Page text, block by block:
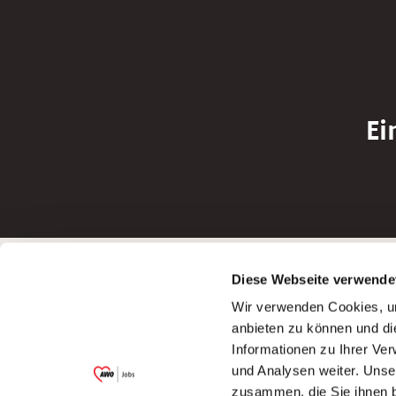
Diese Webseite
Wir verwenden Cookies,
anbieten zu können und
Informationen zu Ihrer
und Analysen weiter.
zusammen, die Sie ihnen
Garitz Bewirtschaftungsbetriebe GmbH
(Ein Tochterunternehmen des AWO
Bezirksverbandes Unterfranken e.V.)